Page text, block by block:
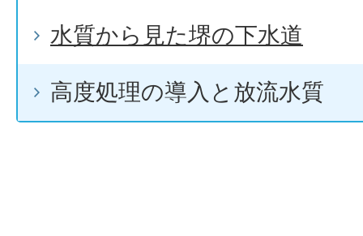
水質から見た堺の下水道
高度処理の導入と放流水質